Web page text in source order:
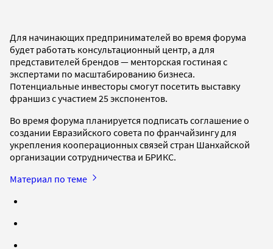
Для начинающих предпринимателей во время форума
будет работать консультационный центр, а для
представителей брендов — менторская гостиная с
экспертами по масштабированию бизнеса.
Потенциальные инвесторы смогут посетить выставку
франшиз с участием 25 экспонентов.
Во время форума планируется подписать соглашение о
создании Евразийского совета по франчайзингу для
укрепления кооперационных связей стран Шанхайской
организации сотрудничества и БРИКС.
Материал по теме